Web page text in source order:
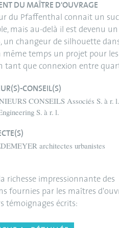
DU MAÎTRE D'OUVRAGE
du Pfaffenthal connait un
mais au-delà il est devenu un
un changeur de silhouette
même temps un projet pour
tant que connexion entre
CONSEIL(S)
CONSEILS Associés S. à r. l.
S. à r. l.
architectes urbanistes
richesse impressionnante des
fournies par les maîtres
témoignages écrits: